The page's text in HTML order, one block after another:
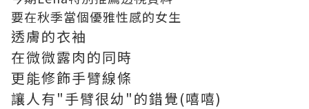
要在秋季當個優雅性感的女生
透膚的衣袖
在微微露肉的同時
更能修飾手臂線條
讓人有"手臂很幼"的錯覺(嘻嘻)